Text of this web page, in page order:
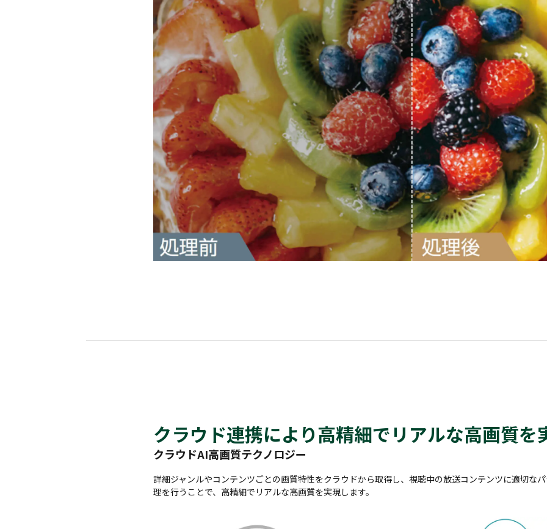
クラウド連携により高精細でリアルな高画質を
クラウドAI高画質テクノロジー
詳細ジャンルやコンテンツごとの画質特性をクラウドから取得し、視聴中の放送コンテンツに適切な
理を行うことで、高精細でリアルな高画質を実現します。